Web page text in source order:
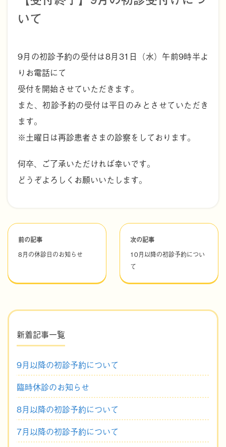
いて
9月の初診予約の受付は8月31日（水）午前9時半よ
りお電話にて
受付を開始させていただきます。
また、初診予約の受付は平日のみとさせていただき
ます。
※土曜日は再診患者さまの診察をしております。
何卒、ご了承いただければ幸いです。
どうぞよろしくお願いいたします。
前の記事
8月の休診日のお知らせ
次の記事
10月以降の初診予約につい
て
新着記事一覧
9月以降の初診予約について
臨時休診のお知らせ
8月以降の初診予約について
7月以降の初診予約について